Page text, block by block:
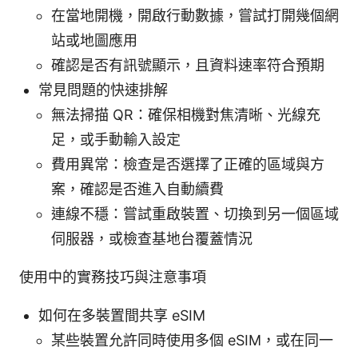
在當地開機，開啟行動數據，嘗試打開幾個網
站或地圖應用
確認是否有訊號顯示，且資料速率符合預期
常見問題的快速排解
無法掃描 QR：確保相機對焦清晰、光線充
足，或手動輸入設定
費用異常：檢查是否選擇了正確的區域與方
案，確認是否進入自動續費
連線不穩：嘗試重啟裝置、切換到另一個區域
伺服器，或檢查基地台覆蓋情況
使用中的實務技巧與注意事項
如何在多裝置間共享 eSIM
某些裝置允許同時使用多個 eSIM，或在同一